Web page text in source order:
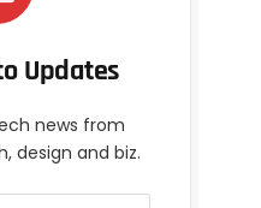
Updates
news from
design and biz.